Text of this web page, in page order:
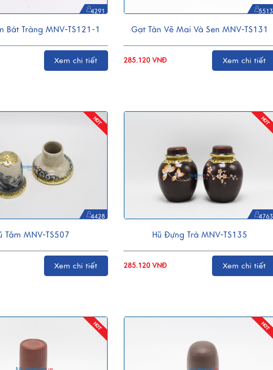
4291
Bát Tràng MNV-TS121-1
Xem chi tiết
5513
Gạt Tàn Vẽ Mai Và Sen MNV-TS131
285.120 VNĐ Xem chi tiết
4428
Tăm MNV-TS507
Xem chi tiết
4763
Hũ Đựng Trà MNV-TS135
285.120 VNĐ Xem chi tiết